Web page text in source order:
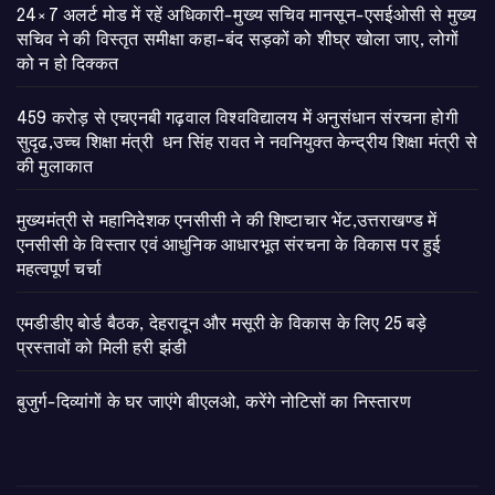
24×7 अलर्ट मोड में रहें अधिकारी-मुख्य सचिव मानसून-एसईओसी से मुख्य
सचिव ने की विस्तृत समीक्षा कहा-बंद सड़कों को शीघ्र खोला जाए, लोगों
को न हो दिक्कत
459 करोड़ से एचएनबी गढ़वाल विश्वविद्यालय में अनुसंधान संरचना होगी
सुदृढ,उच्च शिक्षा मंत्री धन सिंह रावत ने नवनियुक्त केन्द्रीय शिक्षा मंत्री से
की मुलाकात
मुख्यमंत्री से महानिदेशक एनसीसी ने की शिष्टाचार भेंट,उत्तराखण्ड में
एनसीसी के विस्तार एवं आधुनिक आधारभूत संरचना के विकास पर हुई
महत्वपूर्ण चर्चा
एमडीडीए बोर्ड बैठक, देहरादून और मसूरी के विकास के लिए 25 बड़े
प्रस्तावों को मिली हरी झंडी
बुजुर्ग-दिव्यांगों के घर जाएंगे बीएलओ, करेंगे नोटिसों का निस्तारण